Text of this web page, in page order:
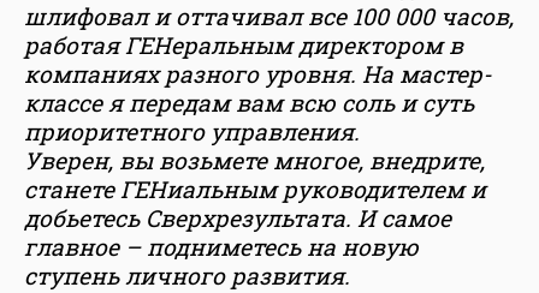
шлифовал и оттачивал все 100 000 часов,
работая ГЕНеральным директором в
компаниях разного уровня. На мастер-
классе я передам вам всю соль и суть
приоритетного управления.
Уверен, вы возьмете многое, внедрите,
станете ГЕНиальным руководителем и
добьетесь Сверхрезультата. И самое
главное – подниметесь на новую
ступень личного развития.